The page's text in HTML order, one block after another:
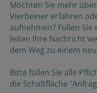
Möchten Sie mehr
Vierbeiner erfahren
aufnehmen? Füllen
leiten Ihre Nachricht
dem Weg zu einem
Bitte füllen Sie alle
die Schaltfläche